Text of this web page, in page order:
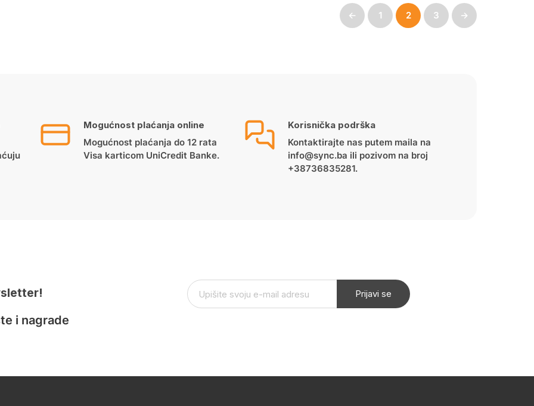
← 1 2 3 →
Mogućnost plaćanja online
Mogućnost plaćanja do 12 rata
Visa karticom UniCredit Banke.
Korisnička podrška
Kontaktirajte nas putem maila na
info@sync.ba ili pozivom na broj
+38736835281.
i nagrade
Prijavi se